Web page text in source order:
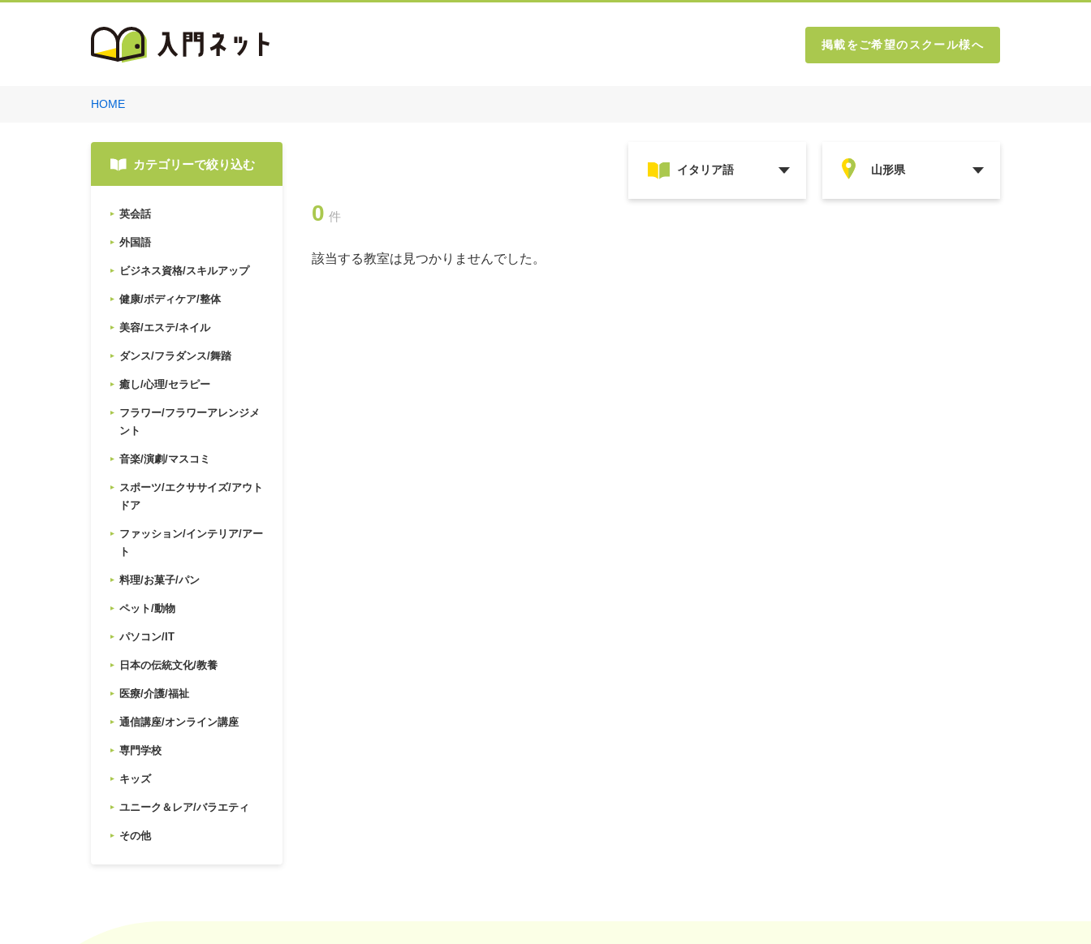
掲載をご希望のスクール様へ
HOME
カテゴリーで絞り込む
英会話
外国語
ビジネス資格/スキルアップ
健康/ボディケア/整体
美容/エステ/ネイル
ダンス/フラダンス/舞踏
癒し/心理/セラピー
フラワー/フラワーアレンジメ
ント
音楽/演劇/マスコミ
スポーツ/エクササイズ/アウト
ドア
ファッション/インテリア/アー
ト
料理/お菓子/パン
ペット/動物
パソコン/IT
日本の伝統文化/教養
医療/介護/福祉
通信講座/オンライン講座
専門学校
キッズ
ユニーク＆レア/バラエティ
その他
0 件
該当する教室は見つかりませんでした。